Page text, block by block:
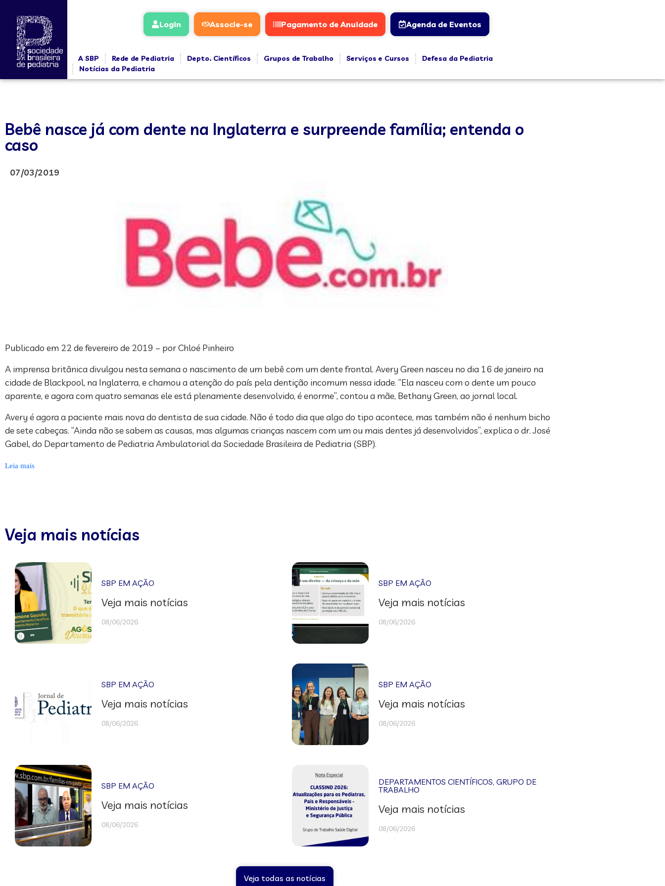
Login Associe-se Pagamento de Anuidade Agenda de Eventos
A SBP Rede de Pediatria Depto. Científicos Grupos de Trabalho Serviços e Cursos
Defesa da Pediatria
Notícias da Pediatria
Bebê nasce já com dente na Inglaterra e surpreende família; entenda o
caso
07/03/2019
Publicado em 22 de fevereiro de 2019 – por Chloé Pinheiro
A imprensa britânica divulgou nesta semana o nascimento de um bebê com um dente frontal. Avery Green nasceu no dia 16 de janeiro na
cidade de Blackpool, na Inglaterra, e chamou a atenção do país pela dentição incomum nessa idade. “Ela nasceu com o dente um pouco
aparente, e agora com quatro semanas ele está plenamente desenvolvido, é enorme”, contou a mãe, Bethany Green, ao jornal local.
Avery é agora a paciente mais nova do dentista de sua cidade. Não é todo dia que algo do tipo acontece, mas também não é nenhum bicho
de sete cabeças. “Ainda não se sabem as causas, mas algumas crianças nascem com um ou mais dentes já desenvolvidos”, explica o dr. José
Gabel, do Departamento de Pediatria Ambulatorial da Sociedade Brasileira de Pediatria (SBP).
Leia mais
Veja mais notícias
SBP EM AÇÃO
Veja mais notícias
08/06/2026
SBP EM AÇÃO
Veja mais notícias
08/06/2026
SBP EM AÇÃO
Veja mais notícias
08/06/2026
SBP EM AÇÃO
Veja mais notícias
08/06/2026
SBP EM AÇÃO
Veja mais notícias
08/06/2026
DEPARTAMENTOS CIENTÍFICOS ,GRUPO DE
TRABALHO
Veja mais notícias
08/06/2026
Veja todas as notícias